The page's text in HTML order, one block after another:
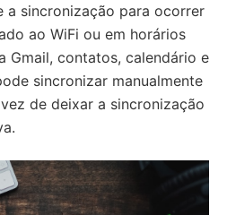
a sincronização para ocorrer
ao WiFi ou em horários
Gmail, contatos, calendário e
sincronizar manualmente
de deixar a sincronização